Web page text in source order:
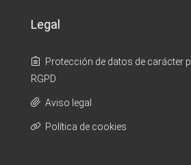
Legal
Protección de datos de carácter
RGPD
Aviso legal
Política de cookies